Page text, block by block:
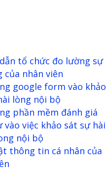
tổ chức đo lường sự
của nhân viên
google form vào khảo
lòng nội bộ
phần mềm đánh giá
vào việc khảo sát sự hài
nội bộ
thông tin cá nhân của